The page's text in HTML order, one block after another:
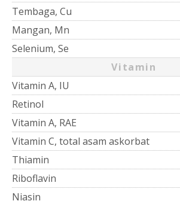
Tembaga, Cu
Mangan, Mn
Selenium, Se
Vitamin
Vitamin A, IU
Retinol
Vitamin A, RAE
Vitamin C, total asam askorbat
Thiamin
Riboflavin
Niasin